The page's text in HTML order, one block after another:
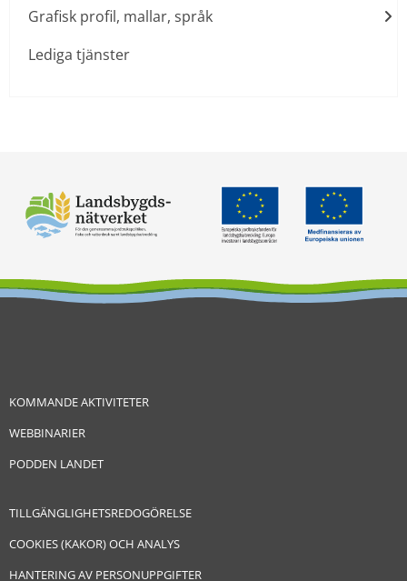
Grafisk profil, mallar, språk
Lediga tjänster
KOMMANDE AKTIVITETER
WEBBINARIER
PODDEN LANDET
TILLGÄNGLIGHETSREDOGÖRELSE
COOKIES (KAKOR) OCH ANALYS
HANTERING AV PERSONUPPGIFTER